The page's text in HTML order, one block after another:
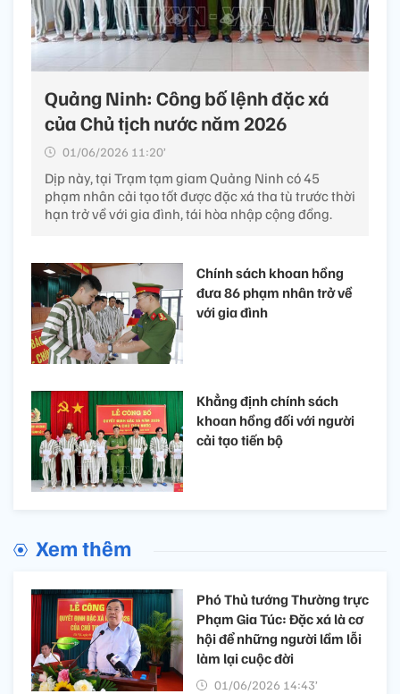
Quảng Ninh: Công bố lệnh đặc xá
của Chủ tịch nước năm 2026
01/06/2026 11:20’
Dịp này, tại Trạm tạm giam Quảng Ninh có 45
phạm nhân cải tạo tốt được đặc xá tha tù trước thời
hạn trở về với gia đình, tái hòa nhập cộng đồng.
Chính sách khoan hồng
đưa 86 phạm nhân trở về
với gia đình
Khẳng định chính sách
khoan hồng đối với người
cải tạo tiến bộ
Xem thêm
Phó Thủ tướng Thường trực
Phạm Gia Túc: Đặc xá là cơ
hội để những người lầm lỗi
làm lại cuộc đời
01/06/2026 14:43’